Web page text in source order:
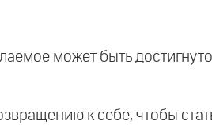
может быть
к себе, чтобы